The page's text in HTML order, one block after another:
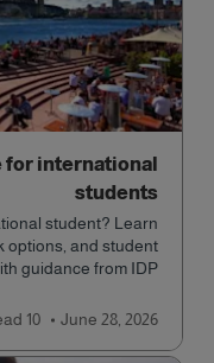
for international
students
student? Learn
options, and student
guidance from IDP.
June 28, 2026
10 min